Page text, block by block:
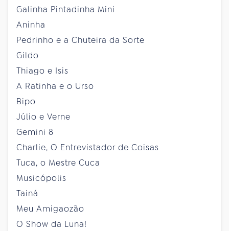
Galinha Pintadinha Mini
Aninha
Pedrinho e a Chuteira da Sorte
Gildo
Thiago e Isis
A Ratinha e o Urso
Bipo
Júlio e Verne
Gemini 8
Charlie, O Entrevistador de Coisas
Tuca, o Mestre Cuca
Musicópolis
Tainá
Meu Amigaozão
O Show da Luna!